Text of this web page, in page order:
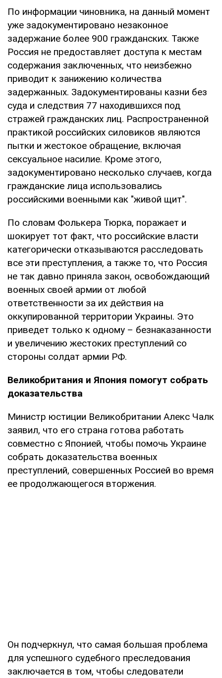
По информации чиновника, на данный момент
уже задокументировано незаконное
задержание более 900 гражданских. Также
Россия не предоставляет доступа к местам
содержания заключенных, что неизбежно
приводит к занижению количества
задержанных. Задокументированы казни без
суда и следствия 77 находившихся под
стражей гражданских лиц. Распространенной
практикой российских силовиков являются
пытки и жестокое обращение, включая
сексуальное насилие. Кроме этого,
задокументировано несколько случаев, когда
гражданские лица использовались
российскими военными как "живой щит".
По словам Фолькера Тюрка, поражает и
шокирует тот факт, что российские власти
категорически отказываются расследовать
все эти преступления, а также то, что Россия
не так давно приняла закон, освобождающий
военных своей армии от любой
ответственности за их действия на
оккупированной территории Украины. Это
приведет только к одному – безнаказанности
и увеличению жестоких преступлений со
стороны солдат армии РФ.
Великобритания и Япония помогут собрать
доказательства
Министр юстиции Великобритании Алекс Чалк
заявил, что его страна готова работать
совместно с Японией, чтобы помочь Украине
собрать доказательства военных
преступлений, совершенных Россией во время
ее продолжающегося вторжения.
Он подчеркнул, что самая большая проблема
для успешного судебного преследования
заключается в том, чтобы следователи